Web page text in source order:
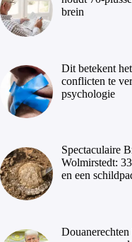
brein
Dit betekent
conflicten te
psychologie
Spectaculaire
Wolmirstedt:
en een